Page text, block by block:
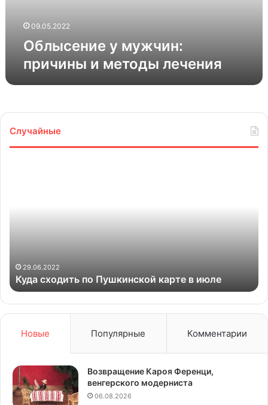
09.05.2022
Облысение у мужчин:
причины и методы лечения
Случайные
карте в июле
реконструкции
Новые Популярные Комментарии
Возвращение Кароя Ференци,
венгерского модерниста
06.08.2026